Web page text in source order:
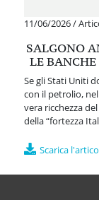
11/06/2026/
SALGONO
LE
Se gli Stati Uniti
con il petrolio,
vera ricchezza
della “fortezza
Scarica